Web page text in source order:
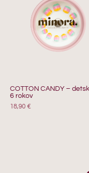
COTTON CANDY –
6 rokov
18,90 €